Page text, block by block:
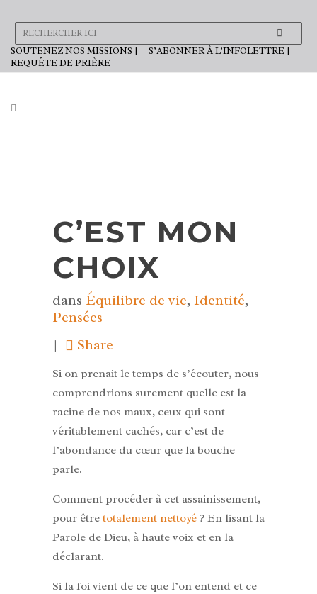
SOUTENEZ NOS MISSIONS |
S’ABONNER À L’INFOLETTRE |
REQUÊTE DE PRIÈRE
C’EST MON
CHOIX
dans Équilibre de vie, Identité,
Pensées
Share
Si on prenait le temps de s’écouter, nous
comprendrions surement quelle est la
racine de nos maux, ceux qui sont
véritablement cachés, car c’est de
l’abondance du cœur que la bouche
parle.
Comment procéder à cet assainissement,
pour être totalement nettoyé ? En lisant la
Parole de Dieu, à haute voix et en la
déclarant.
Si la foi vient de ce que l’on entend et ce